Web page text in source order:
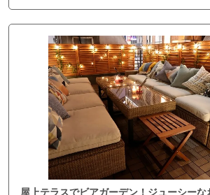
屋上テラスでビアガーデン！ジューシーな